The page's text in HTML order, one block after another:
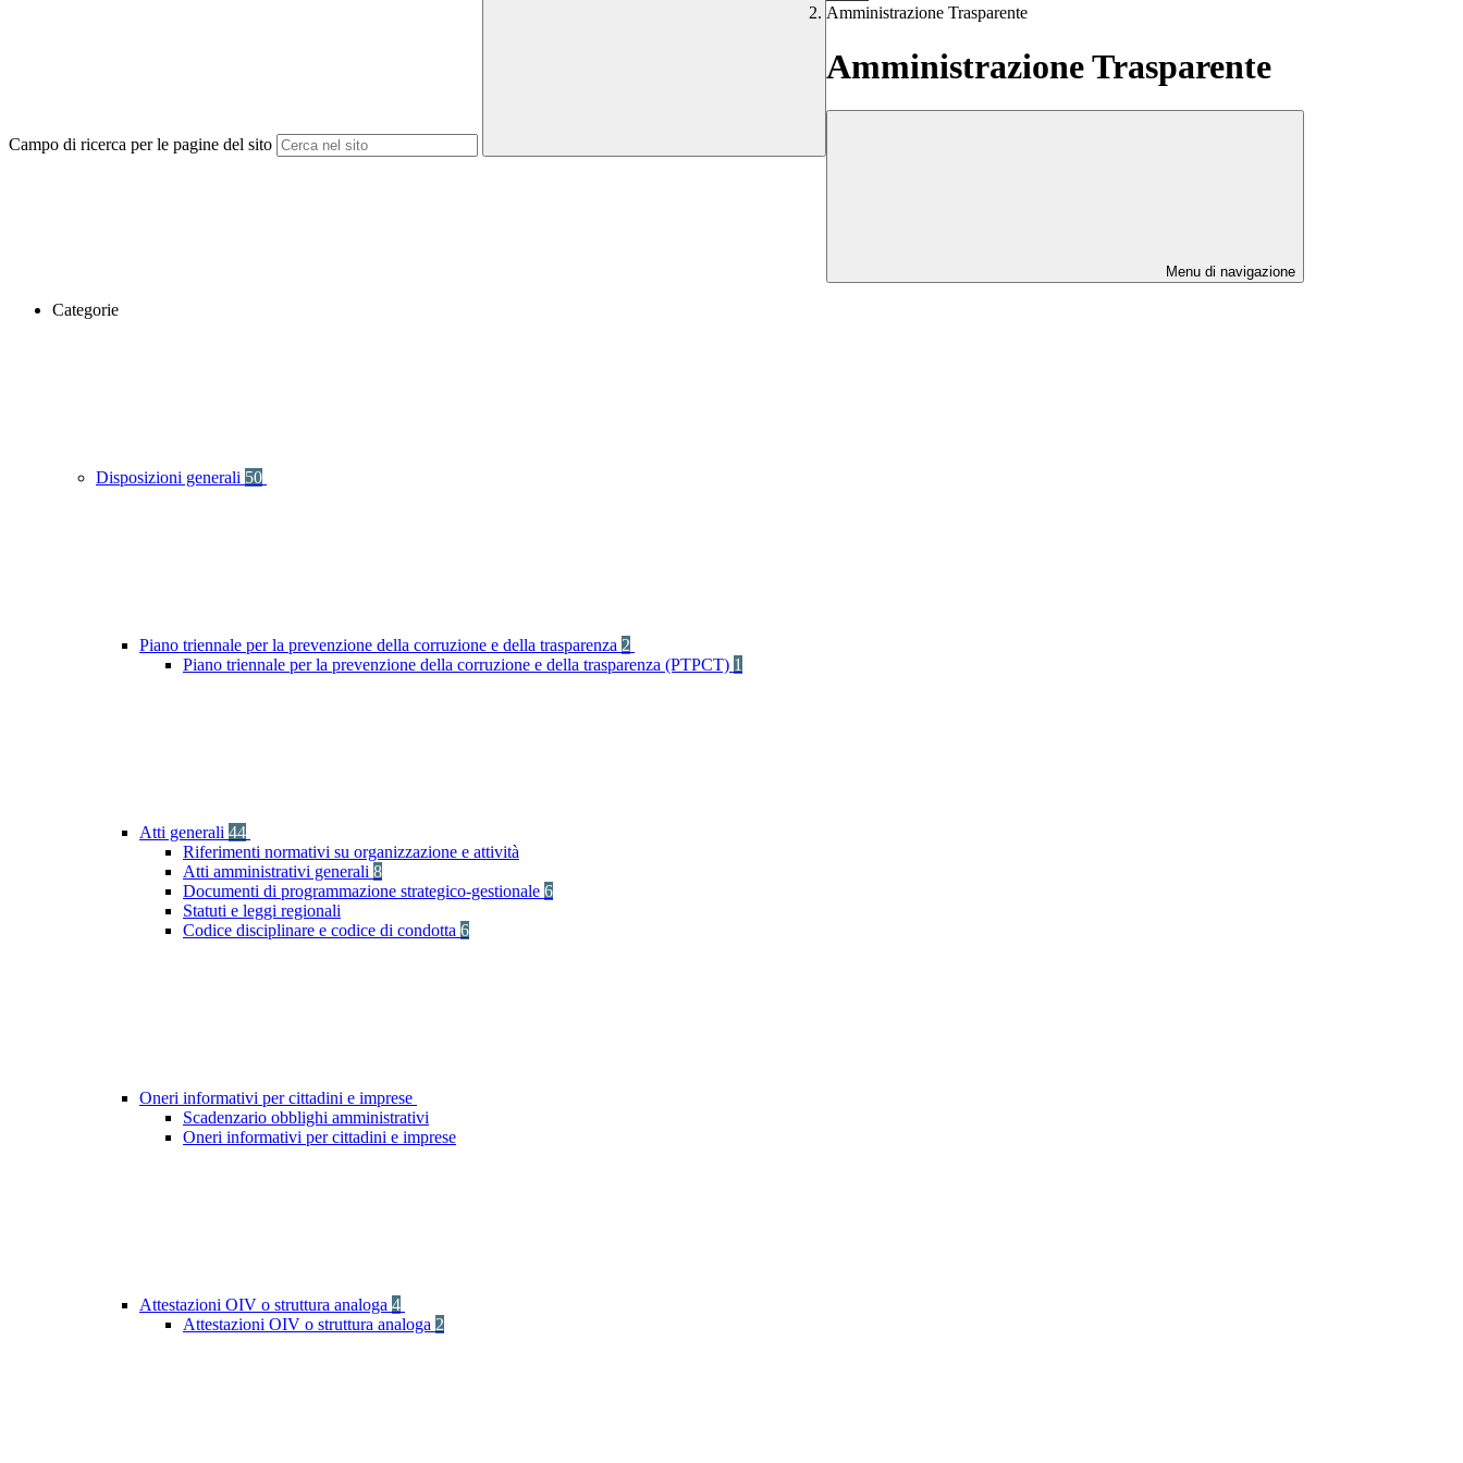
Campo di ricerca per le pagine del sito
Amministrazione Trasparente
Amministrazione Trasparente
Menu di navigazione
Categorie
Disposizioni generali 50
Piano triennale per la prevenzione della corruzione e della trasparenza 2
Piano triennale per la prevenzione della corruzione e della trasparenza (PTPCT) 1
Atti generali 44
Riferimenti normativi su organizzazione e attività
Atti amministrativi generali 8
Documenti di programmazione strategico-gestionale 6
Statuti e leggi regionali
Codice disciplinare e codice di condotta 6
Oneri informativi per cittadini e imprese
Scadenzario obblighi amministrativi
Oneri informativi per cittadini e imprese
Attestazioni OIV o struttura analoga 4
Attestazioni OIV o struttura analoga 2